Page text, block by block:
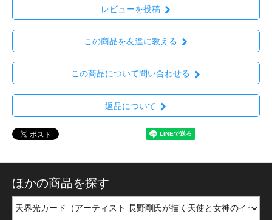
レビューを投稿
この商品を友達に教える
この商品について問い合わせる
返品について
ほかの商品を探す